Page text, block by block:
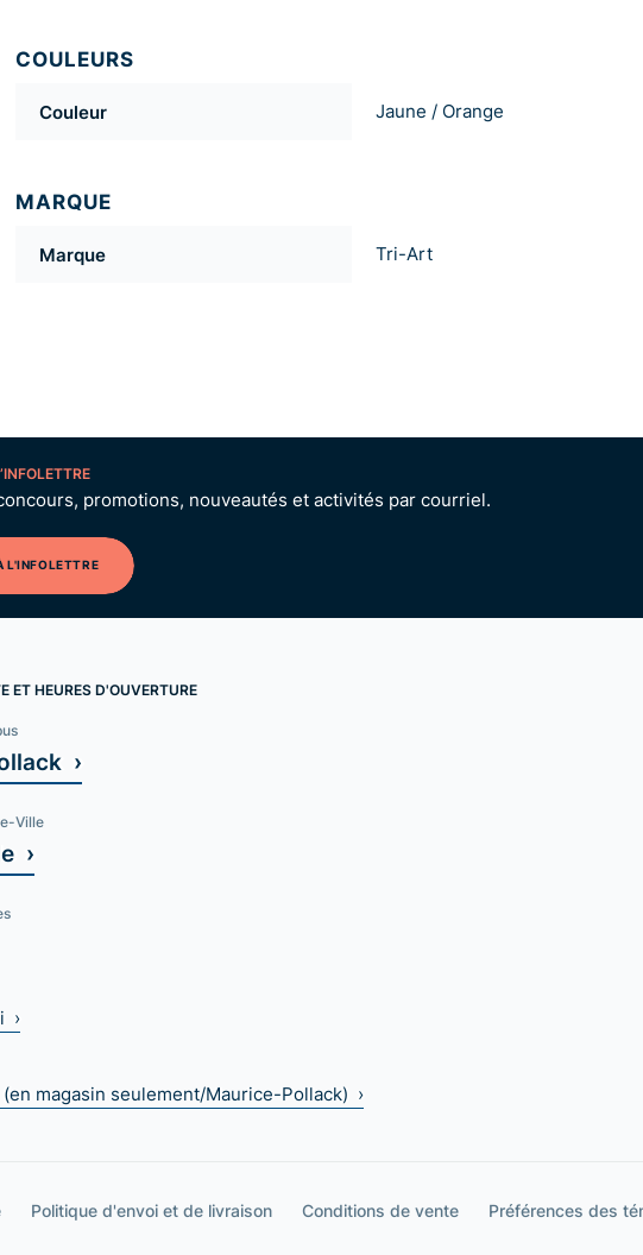
COULEURS
Couleur Jaune / Orange
MARQUE
Marque Tri-Art
promotions, nouveautés et activités par courriel.
L'INFOLETTRE
ET HEURES D'OUVERTURE
›
Ville
›
›
magasin seulement/Maurice-Pollack) ›
Politique d'envoi et de livraison Conditions de vente Préférences des